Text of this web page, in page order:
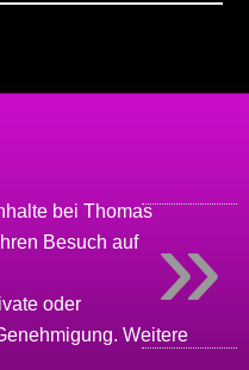
beiThomas
Besuch auf
oder
Weitere
»